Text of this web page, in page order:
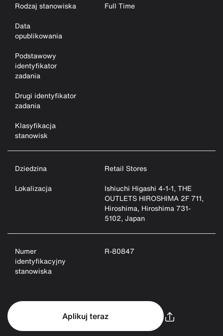
Rodzaj stanowiska
Full Time
Data
opublikowania
Podstawowy
identyfikator
zadania
Drugi identyfikator
zadania
Klasyfikacja
stanowisk
Dziedzina
Retail Stores
Lokalizacja
Ishiuchi Higashi 4-1-1, THE
OUTLETS HIROSHIMA 2F 711,
Hiroshima, Hiroshima 731-
5102, Japan
Numer
identyfikacyjny
stanowiska
R-80847
Aplikuj teraz